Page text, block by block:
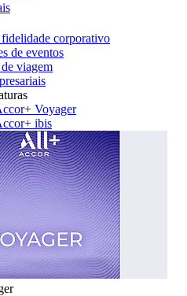
corporativo
de eventos
viagem
Voyager
ibis